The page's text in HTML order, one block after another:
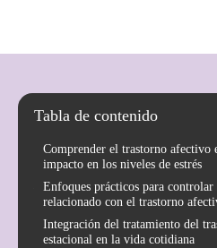
Tabla de contenido
Comprender el trastorno afectivo
impacto en los niveles de estrés
Enfoques prácticos para controlar
relacionado con el trastorno
Integración del tratamiento del
estacional en la vida cotidiana